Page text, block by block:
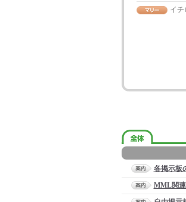
イチ
各掲示板
MML関